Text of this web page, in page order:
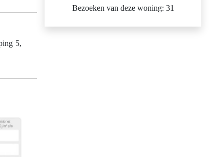
5,
Bezoeken van deze woning: 31